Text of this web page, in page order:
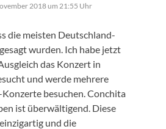
2018 um 21:55 Uhr
die meisten Deutschland-
wurden. Ich habe jetzt
das Konzert in
und werde mehrere
besuchen. Conchita
ist überwältigend. Diese
und die